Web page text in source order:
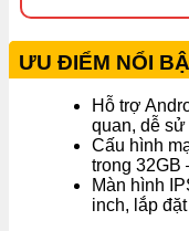
ƯU ĐIỂM NỔI
Hỗ trợ
quan, dễ sử
Cấu hình
trong 32GB
Màn hình
inch, lắp